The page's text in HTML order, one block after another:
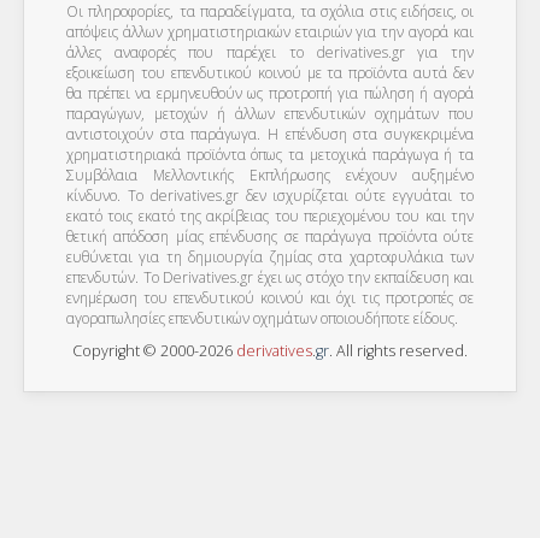
Οι πληροφορίες, τα παραδείγματα, τα σχόλια στις ειδήσεις, οι
απόψεις άλλων χρηματιστηριακών εταιριών για την αγορά και
άλλες αναφορές που παρέχει το derivatives.gr για την
εξοικείωση του επενδυτικού κοινού με τα προϊόντα αυτά δεν
θα πρέπει να ερμηνευθούν ως προτροπή για πώληση ή αγορά
παραγώγων, μετοχών ή άλλων επενδυτικών οχημάτων που
αντιστοιχούν στα παράγωγα. Η επένδυση στα συγκεκριμένα
χρηματιστηριακά προϊόντα όπως τα μετοχικά παράγωγα ή τα
Συμβόλαια Μελλοντικής Εκπλήρωσης ενέχουν αυξημένο
κίνδυνο. Το derivatives.gr δεν ισχυρίζεται ούτε εγγυάται το
εκατό τοις εκατό της ακρίβειας του περιεχομένου του και την
θετική απόδοση μίας επένδυσης σε παράγωγα προϊόντα ούτε
ευθύνεται για τη δημιουργία ζημίας στα χαρτοφυλάκια των
επενδυτών. To Derivatives.gr έχει ως στόχο την εκπαίδευση και
ενημέρωση του επενδυτικού κοινού και όχι τις προτροπές σε
αγοραπωλησίες επενδυτικών οχημάτων οποιουδήποτε είδους.
Copyright © 2000-2026 derivatives.gr. All rights reserved.